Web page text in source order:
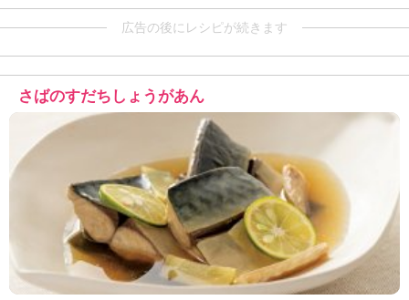
広告の後にレシピが続きます
さばのすだちしょうがあん